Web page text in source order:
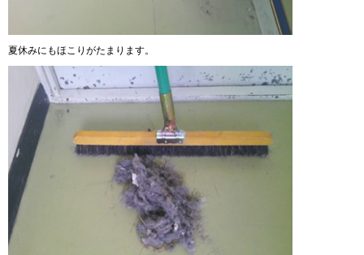
夏休みにもほこりがたまります。